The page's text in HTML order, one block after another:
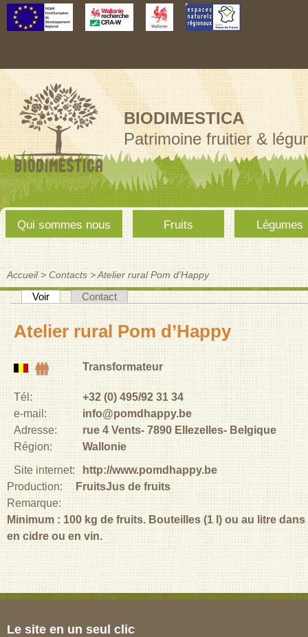
Aller au
contenu
BIODIMESTICA
Patrimoine fruitier &
Menu
principal
Qui sommes nous Fruits Légumes
Vous êtes ici
Accueil > Contacts >Atelier rural Pom d’Happy
Onglets principaux
Voir (onglet actif)
Contact
Atelier rural Pom d’Happy
Transformateur
Tél:
+32 (0) 495/92 31 34
e-mail:
info@pomdhappy.be
Adresse:
rue 4 Vents 7890 Ellezelles
Belgique
Région:
Wallonie
Site internet:
http://www.pomdhappy.be
Production:
FruitsJus de fruits
Remarque:
Minimum : 100 kg de fruits. Bouteilles (1 l) ou au litre
en cidre ou en vin.
Le site en un seul clic